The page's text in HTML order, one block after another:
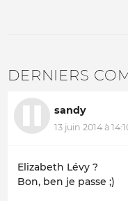
DERNIERS
sandy
13 juin 2014 à
Elizabeth Lévy ?
Bon, ben je passe ;)